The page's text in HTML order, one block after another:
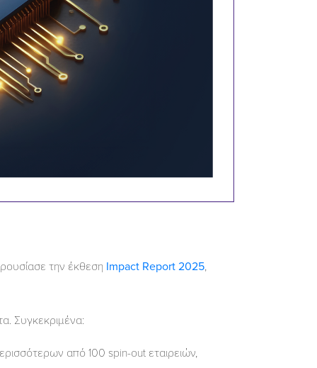
την έκθεση Impact Report 2025,
Συγκεκριμένα:
από 100 spin-out εταιρειών,